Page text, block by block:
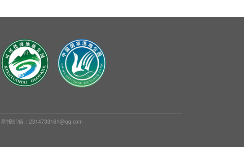
举报邮箱：2314733161@qq.com